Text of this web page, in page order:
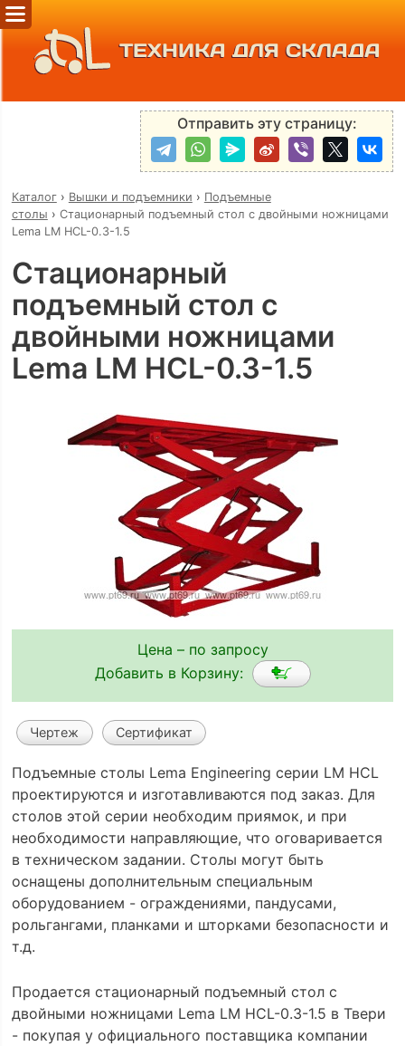
ТЕХНИКА ДЛЯ СКЛАДА
Отправить эту страницу:
Каталог› Вышки и подъемники › Подъемные
столы › Стационарный подъемный стол с двойными ножницами
Lema LM HCL-0.3-1.5
Стационарный
подъемный стол с
двойными ножницами
Lema LM HCL-0.3-1.5
Цена – по запросу
Добавить в Корзину:
Чертеж Сертификат
Подъемные столы Lema Engineering серии LM HCL
проектируются и изготавливаются под заказ. Для
столов этой серии необходим приямок, и при
необходимости направляющие, что оговаривается
в техническом задании. Столы могут быть
оснащены дополнительным специальным
оборудованием - ограждениями, пандусами,
рольгангами, планками и шторками безопасности и
т.д.
Продается стационарный подъемный стол с
двойными ножницами Lema LM HCL-0.3-1.5 в Твери
- покупая у официального поставщика компании